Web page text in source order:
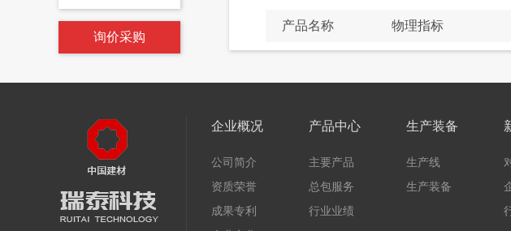
询价采购
产品名称 物理指标
企业概况
公司简介
资质荣誉
成果专利
产品中心
主要产品
总包服务
行业业绩
生产装备
生产线
生产装备